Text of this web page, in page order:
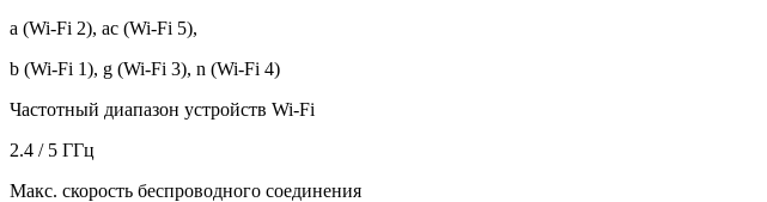
a (Wi-Fi 2), ac (Wi-Fi 5),
b (Wi-Fi 1), g (Wi-Fi 3), n (Wi-Fi 4)
Частотный диапазон устройств Wi-Fi
2.4 / 5 ГГц
Макс. скорость беспроводного соединения